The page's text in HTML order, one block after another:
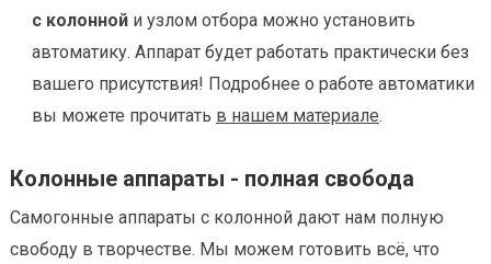
с колонной и узлом отбора можно установить
автоматику. Аппарат будет работать практически без
вашего присутствия! Подробнее о работе автоматики
вы можете прочитать в нашем материале.
Колонные аппараты - полная свобода
Самогонные аппараты с колонной дают нам полную
свободу в творчестве. Мы можем готовить всё, что